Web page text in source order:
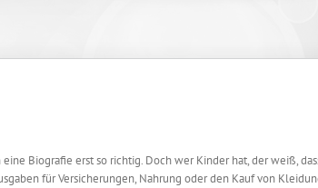
Biografie erst so richtig. Doch wer Kinder hat, der weiß,
für Versicherungen, Nahrung oder den Kauf von